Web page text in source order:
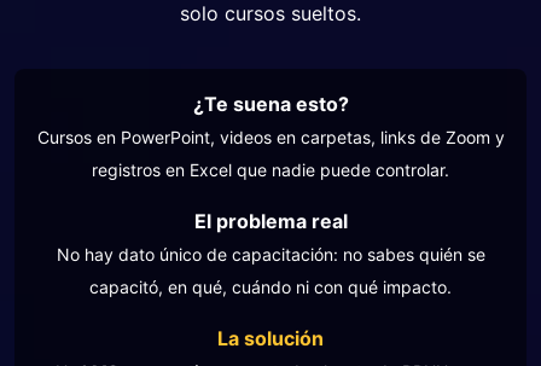
solo cursos sueltos.
¿Te suena esto?
Cursos en PowerPoint, videos en carpetas, links de Zoom y
registros en Excel que nadie puede controlar.
El problema real
No hay dato único de capacitación: no sabes quién se
capacitó, en qué, cuándo ni con qué impacto.
La solución